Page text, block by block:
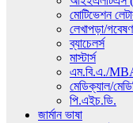
মোটিভেশন
লেখাপড়া/
ব্যাচেলর্স
মাস্টার্স
এম.বি.এ./
মেডিক্যাল/
পি.এইচ.ডি.
জার্মান ভাষা